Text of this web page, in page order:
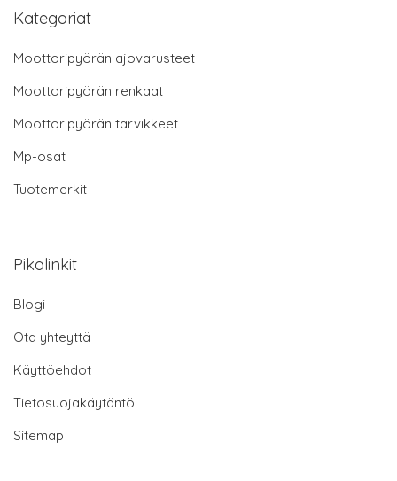
Kategoriat
Moottoripyörän ajovarusteet
Moottoripyörän renkaat
Moottoripyörän tarvikkeet
Mp-osat
Tuotemerkit
Pikalinkit
Blogi
Ota yhteyttä
Käyttöehdot
Tietosuojakäytäntö
Sitemap